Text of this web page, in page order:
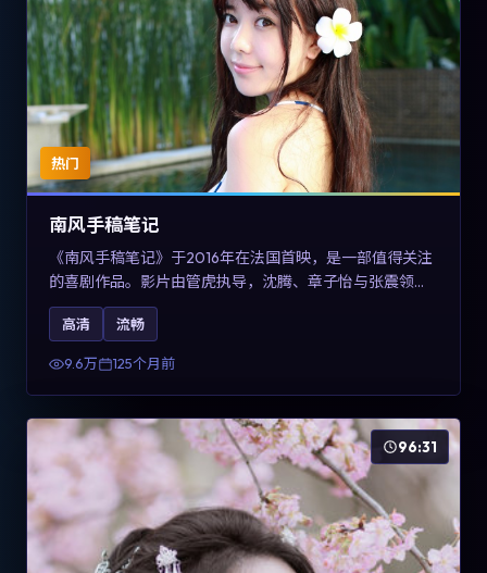
热门
南风手稿笔记
《南风手稿笔记》于2016年在法国首映，是一部值得关注
的喜剧作品。影片由管虎执导，沈腾、章子怡与张震领衔
出演。剧情通过回忆与现实交错呈现记忆的可塑性，整体
完成度高，适合希望了解法国喜剧类型创作的观众在线观
高清 流畅
9.6万 125个月前
96:31